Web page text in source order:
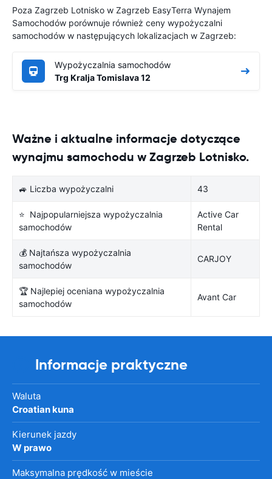
Poza Zagrzeb Lotnisko w Zagrzeb EasyTerra Wynajem
Samochodów porównuje również ceny wypożyczalni
samochodów w następujących lokalizacjach w Zagrzeb:
Wypożyczalnia samochodów
Trg Kralja Tomislava 12
Ważne i aktualne informacje dotyczące
wynajmu samochodu w Zagrzeb Lotnisko.
🚙 Liczba wypożyczalni 43
⭐ Najpopularniejsza wypożyczalnia
samochodów
Active Car
Rental
💰 Najtańsza wypożyczalnia
samochodów
CARJOY
🏆 Najlepiej oceniana wypożyczalnia
samochodów
Avant Car
Informacje praktyczne
Waluta
Croatian kuna
Kierunek jazdy
W prawo
Maksymalna prędkość w mieście